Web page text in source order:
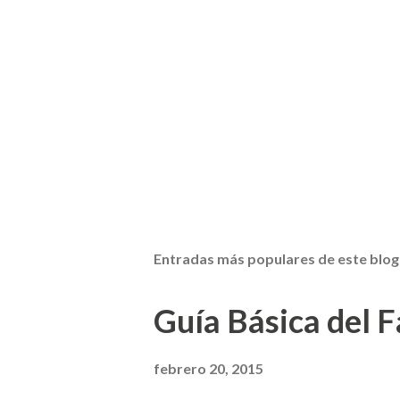
Entradas más populares de este blog
Guía Básica del
febrero 20, 2015